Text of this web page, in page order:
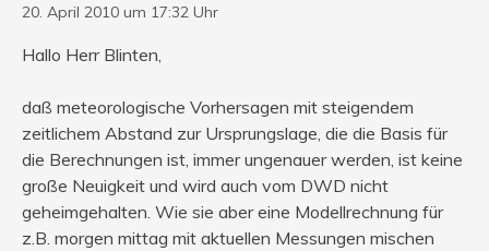
20. April 2010 um 17:32 Uhr
Hallo Herr Blinten,
daß meteorologische Vorhersagen mit steigendem
zeitlichem Abstand zur Ursprungslage, die die Basis für
die Berechnungen ist, immer ungenauer werden, ist keine
große Neuigkeit und wird auch vom DWD nicht
geheimgehalten. Wie sie aber eine Modellrechnung für
z.B. morgen mittag mit aktuellen Messungen mischen